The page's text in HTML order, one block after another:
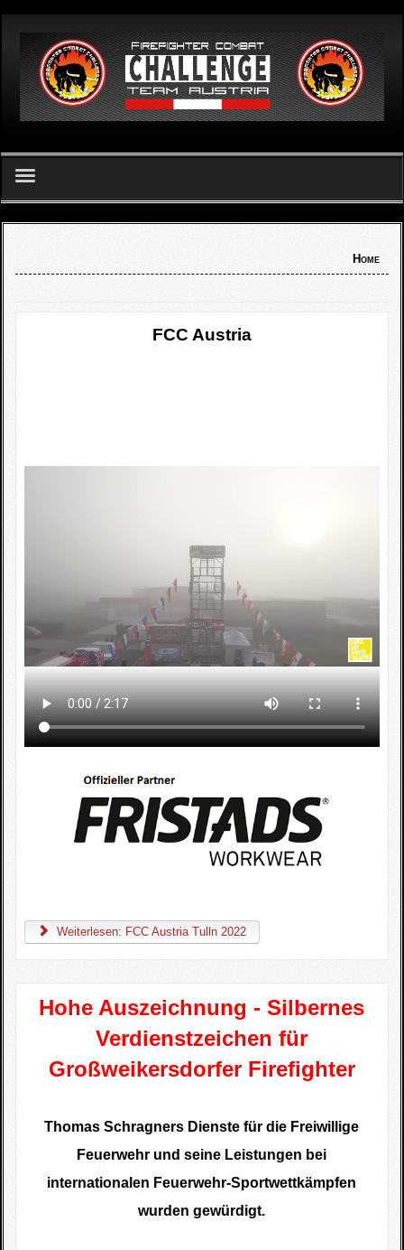
Home
FCC Apetlon 2026
Wettkampfkalender
Home
FCC Austria
Weiterlesen: FCC Austria Tulln 2022
Hohe Auszeichnung - Silbernes
Verdienstzeichen für
Großweikersdorfer Firefighter
Thomas Schragners Dienste für die Freiwillige
Feuerwehr und seine Leistungen bei
internationalen Feuerwehr-Sportwettkämpfen
wurden gewürdigt.